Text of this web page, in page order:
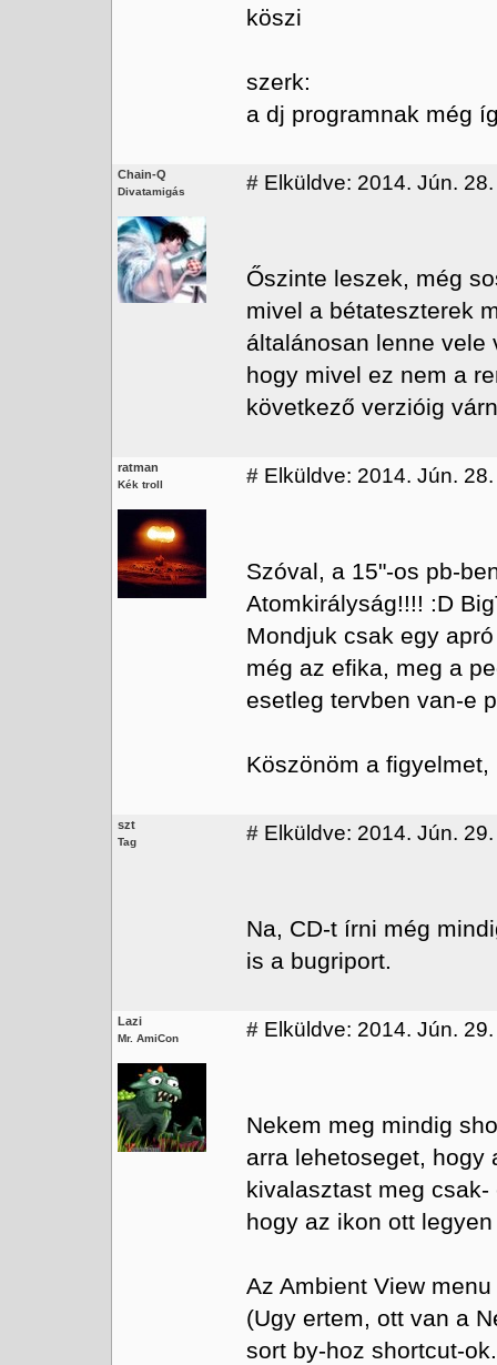
köszi
szerk:
a dj programnak még
Chain-Q
Divatamigás # Elküldve: 2014. Jún.
Őszinte leszek, még
mivel a bétateszterek
általánosan lenne vele
hogy mivel ez nem a
következő verzióig
ratman
Kék troll # Elküldve: 2014. Jún.
Szóval, a 15"-os pb-
Atomkirályság!!!! :D
Mondjuk csak egy
még az efika, meg a
esetleg tervben van-e
Köszönöm a
szt
Tag # Elküldve: 2014. Jún.
Na, CD-t írni még
is a bugriport.
Lazi
Mr. AmiCon # Elküldve: 2014. Jún.
Nekem meg mindig
arra lehetoseget, hogy
kivalasztast meg
hogy az ikon ott
Az Ambient View
(Ugy ertem, ott van a
sort by-hoz shortcut-